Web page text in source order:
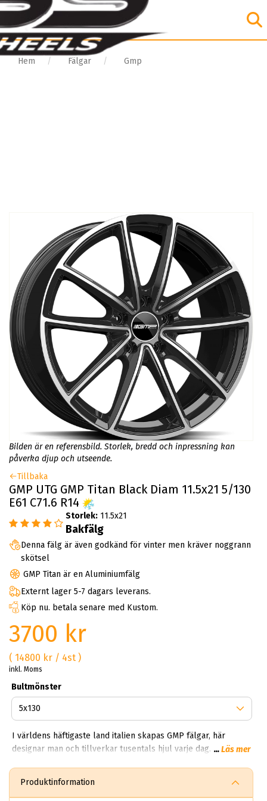
Hem Fälgar Gmp
Bilden är en referensbild. Storlek, bredd och inpressning kan
påverka djup och utseende.
Tillbaka
GMP UTG GMP Titan Black Diam 11.5x21 5/130
E61 C71.6 R14
Storlek: 11.5x21
Bakfälg
Denna fälg är även godkänd för vinter men kräver noggrann
skötsel
GMP Titan är en Aluminiumfälg
Externt lager 5-7 dagars leverans.
Köp nu. betala senare med Kustom.
3700 kr
( 14800 kr / 4st )
inkl. Moms
Bultmönster
I världens häftigaste land italien skapas GMP fälgar, här
designar man och tillverkar tusentals hjul varje dag. Man kan
GMP Alloy Wheels som tillverkar alla GMP fälgar i världen
...Läs mer
Produktinformation